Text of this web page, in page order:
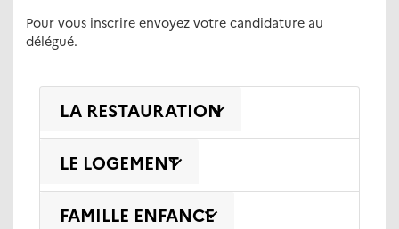
Pour vous inscrire envoyez votre candidature au
délégué.
LA RESTAURATION
LE LOGEMENT
FAMILLE ENFANCE